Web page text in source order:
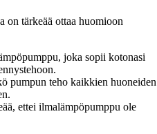
on tärkeää ottaa huomioon
joka sopii kotonasi
pumpun teho kaikkien huoneiden
ettei ilmalämpöpumppu ole